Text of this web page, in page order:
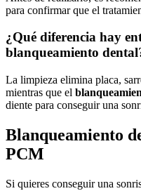
para confirmar que el
¿Qué diferencia hay
blanqueamiento
La limpieza elimina placa,
mientras que el
diente para conseguir una
Blanqueamiento
PCM
Si quieres conseguir una